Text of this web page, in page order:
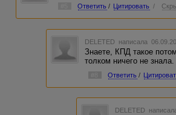
Ответить / Цитировать /
DELETED написала
Знаете, КПД такое
толком ничего не
Ответить /
DELETED